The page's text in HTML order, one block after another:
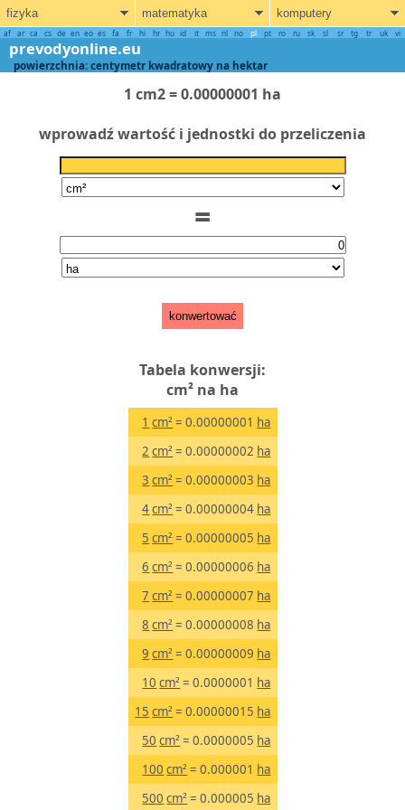
fizyka matematyka komputery
af ar ca cs de en eo es fa fr hi hr hu id it ms nl no pl pt ro ru sk sl sr tg tr uk vi
prevodyonline.eu
powierzchnia: centymetr kwadratowy na hektar
1 cm2 = 0.00000001 ha
wprowadź wartość i jednostki do przeliczenia
=
konwertować
Tabela konwersji:
cm² na ha
1 cm² = 0.00000001 ha
2 cm² = 0.00000002 ha
3 cm² = 0.00000003 ha
4cm² = 0.00000004 ha
5 cm² = 0.00000005 ha
6 cm² = 0.00000006 ha
7 cm² = 0.00000007 ha
8 cm² = 0.00000008 ha
9 cm² = 0.00000009 ha
10 cm² = 0.0000001 ha
15 cm² = 0.00000015 ha
50 cm² = 0.0000005 ha
100 cm² = 0.000001 ha
500 cm² = 0.000005 ha